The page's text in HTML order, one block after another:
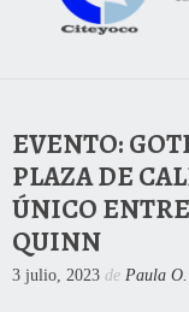
EVENTO:
PLAZA DE
ÚNICO
QUINN
3 julio, 2023 de Paula O.